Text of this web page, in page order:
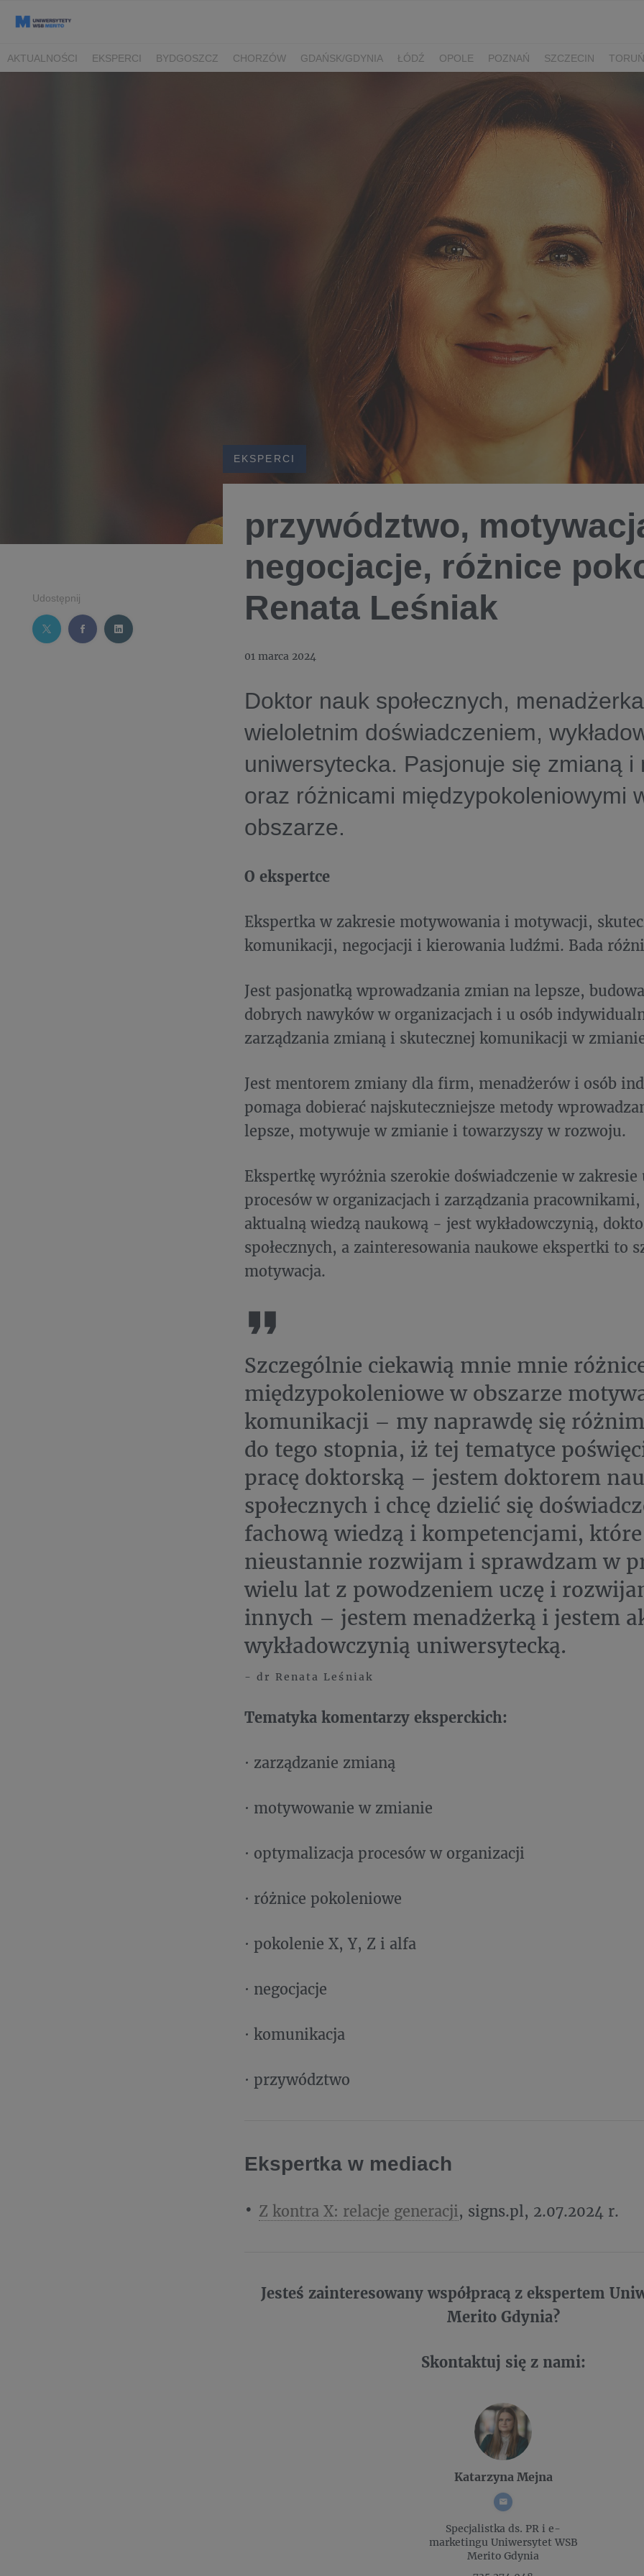
AKTUALNOŚCI EKSPERCI BYDGOSZCZ CHORZÓW GDAŃSK/GDYNIA ŁÓDŹ OPOLE POZNAŃ SZCZECIN TORUŃ
Udostępnij
EKSPERCI
przywództwo,
negocjacje, różnice
Renata Leśniak
01 marca 2024
Doktor nauk społecznych,
wieloletnim doświadczeniem,
uniwersytecka. Pasjonuje się zmianą i
oraz różnicami międzypokoleniowymi
obszarze.
O ekspertce
Ekspertka w zakresie motywowania i motywacji,
komunikacji, negocjacji i kierowania ludźmi. Bada
Jest pasjonatką wprowadzania zmian na lepsze,
dobrych nawyków w organizacjach i u osób
zarządzania zmianą i skutecznej komunikacji w
Jest mentorem zmiany dla firm, menadżerów i osób
pomaga dobierać najskuteczniejsze metody
lepsze, motywuje w zmianie i towarzyszy w rozwoju.
Ekspertkę wyróżnia szerokie doświadczenie w
procesów w organizacjach i zarządzania
aktualną wiedzą naukową - jest wykładowczynią,
społecznych, a zainteresowania naukowe ekspertki to
motywacja.
Szczególnie ciekawią mnie mnie
międzypokoleniowe w obszarze
komunikacji – my naprawdę się
do tego stopnia, iż tej tematyce
pracę doktorską – jestem doktorem
społecznych i chcę dzielić się
fachową wiedzą i kompetencjami, które
nieustannie rozwijam i sprawdzam w
wielu lat z powodzeniem uczę i
innych – jestem menadżerką i jestem
wykładowczynią uniwersytecką.
- dr Renata Leśniak
Tematyka komentarzy eksperckich:
· zarządzanie zmianą
· motywowanie w zmianie
· optymalizacja procesów w organizacji
· różnice pokoleniowe
· pokolenie X, Y, Z i alfa
· negocjacje
· komunikacja
· przywództwo
Ekspertka w mediach
Z kontra X: relacje generacji, signs.pl, 2.07.2024 r.
Jesteś zainteresowany współpracą z ekspertem
Merito Gdynia?
Skontaktuj się z nami:
Katarzyna Mejna
Specjalistka ds. PR i e-
marketinguUniwersytet WSB
Merito Gdynia